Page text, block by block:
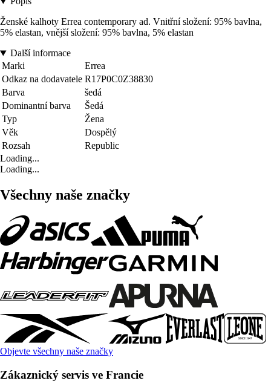
Ženské kalhoty Errea contemporary ad. Vnitřní složení: 95% bavlna,
5% elastan, vnější složení: 95% bavlna, 5% elastan
Další informace
Marki
Errea
Odkaz na dodavatele R17P0C0Z38830
Barva
šedá
Dominantní barva
Šedá
Typ
Žena
Věk
Dospělý
Rozsah
Republic
Loading...
Loading...
Všechny naše značky
Objevte všechny naše značky
Zákaznický servis ve Francie